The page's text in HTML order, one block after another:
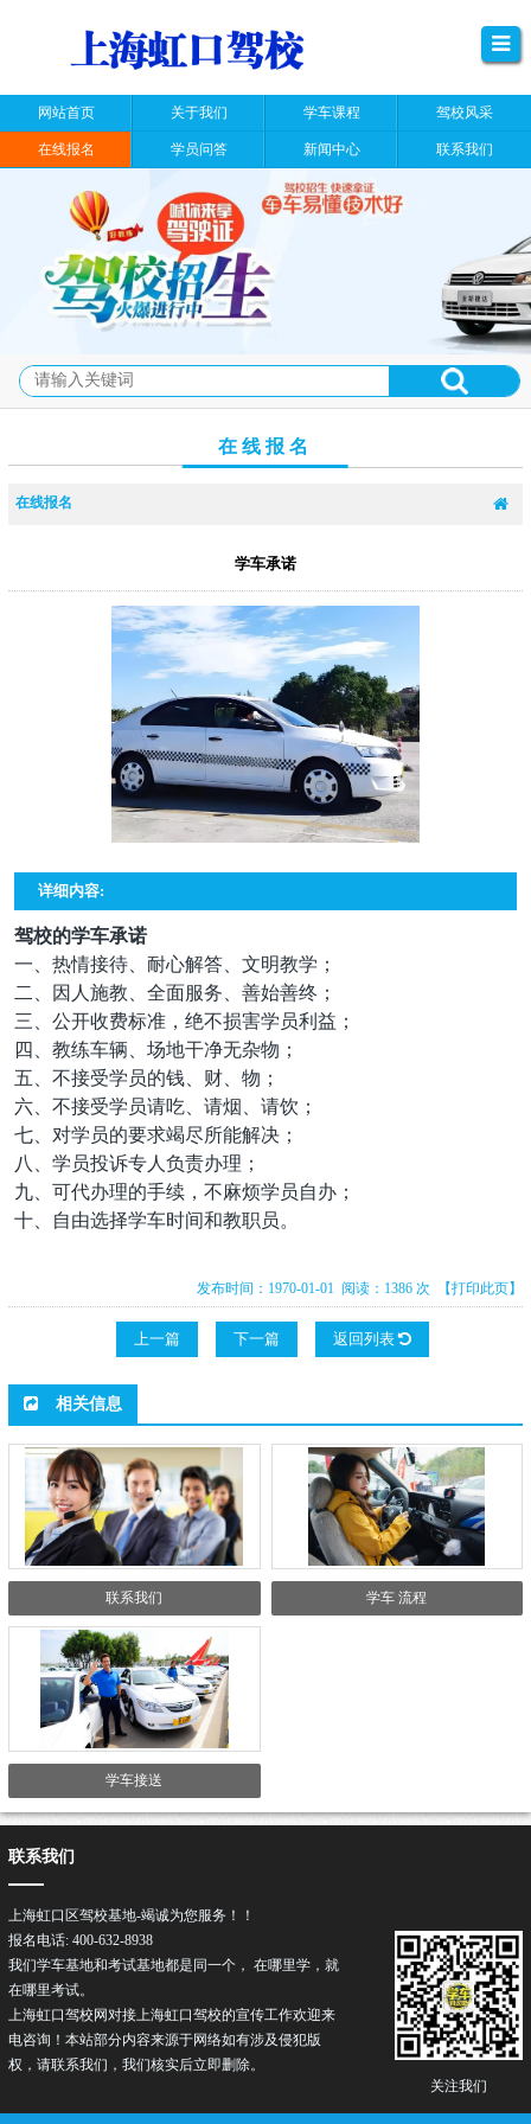
网站首页 关于我们 学车课程 驾校风采
在线报名 学员问答 新闻中心 联系我们
在线报名
在线报名
学车承诺
详细内容:
驾校的学车承诺
一、热情接待、耐心解答、文明教学；
二、因人施教、全面服务、善始善终；
三、公开收费标准，绝不损害学员利益；
四、教练车辆、场地干净无杂物；
五、不接受学员的钱、财、物；
六、不接受学员请吃、请烟、请饮；
七、对学员的要求竭尽所能解决；
八、学员投诉专人负责办理；
九、可代办理的手续，不麻烦学员自办；
十、自由选择学车时间和教职员。
发布时间：1970-01-01 阅读：1386 次 【打印此页】
上一篇 下一篇 返回列表
相关信息
联系我们 学车 流程
学车接送
关注我们
联系我们
上海虹口区驾校基地-竭诚为您服务！！
报名电话: 400-632-8938
我们学车基地和考试基地都是同一个， 在哪里学，就
在哪里考试。
上海虹口驾校网对接上海虹口驾校的宣传工作欢迎来
电咨询！本站部分内容来源于网络如有涉及侵犯版
权，请联系我们，我们核实后立即删除。